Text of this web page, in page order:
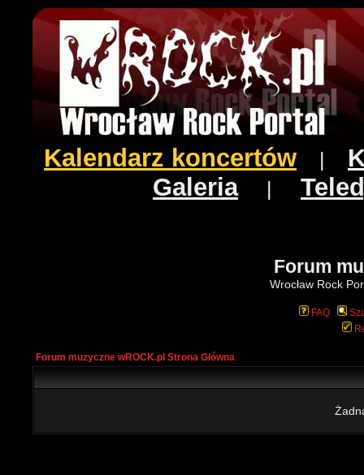
Kalendarz koncertów
Galeria|
Forum
Wrocław Rock
FAQ
Forum muzyczne wROCK.pl Strona Główna